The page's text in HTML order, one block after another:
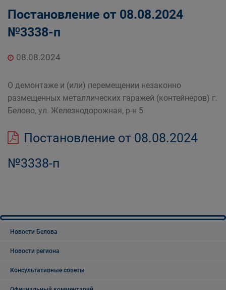
Постановление от 08.08.2024
№3338-п
08.08.2024
О демонтаже и (или) перемещении незаконно
размещенных металлических гаражей (контейнеров) г.
Белово, ул. Железнодорожная, р-н 5
Постановление от 08.08.2024
№3338-п
Новости Белова
Новости региона
Консультативные советы